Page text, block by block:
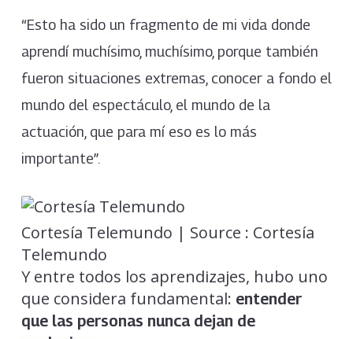
“Esto ha sido un fragmento de mi vida donde
aprendí muchísimo, muchísimo, porque también
fueron situaciones extremas, conocer a fondo el
mundo del espectáculo, el mundo de la
actuación, que para mí eso es lo más
importante”.
Cortesía Telemundo | Source : Cortesía
Telemundo
Y entre todos los aprendizajes, hubo uno
que considera fundamental: entender
que las personas nunca dejan de